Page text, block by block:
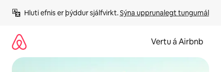
beint
Hluti efnis er þýddur sjálfvirkt. Sýna upprunalegt tungumál
Vertu á Airbnb